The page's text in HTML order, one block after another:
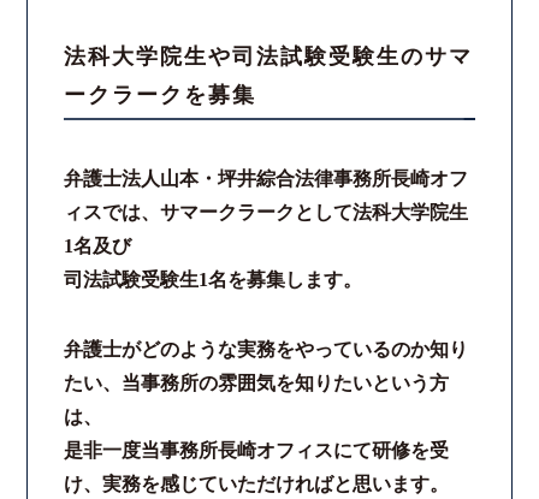
法科大学院生や司法試験受験生のサマ
ークラークを募集
弁護士法人山本・坪井綜合法律事務所長崎オフ
ィスでは、サマークラークとして法科大学院生
1名及び
司法試験受験生1名を募集します。
弁護士がどのような実務をやっているのか知り
たい、当事務所の雰囲気を知りたいという方
は、
是非一度当事務所長崎オフィスにて研修を受
け、実務を感じていただければと思います。